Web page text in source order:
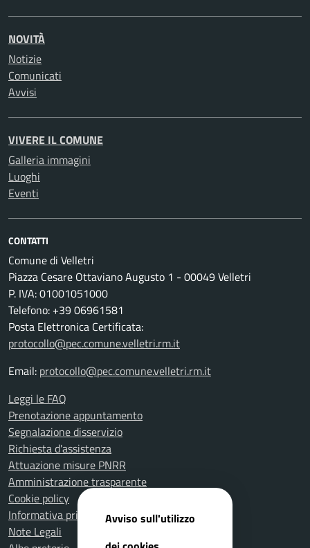
NOVITÀ
Notizie
Comunicati
Avvisi
VIVERE IL COMUNE
Galleria immagini
Luoghi
Eventi
CONTATTI
Comune di Velletri
Piazza Cesare Ottaviano Augusto 1 - 00049 Velletri
P. IVA: 01001051000
Telefono: +39 06961581
Posta Elettronica Certificata:
protocollo@pec.comune.velletri.rm.it
Email: protocollo@pec.comune.velletri.rm.it
Leggi le FAQ
Prenotazione appuntamento
Segnalazione disservizio
Richiesta d'assistenza
Attuazione misure PNRR
Amministrazione trasparente
Cookie policy
Informativa privacy
Note Legali
Avviso sull'utilizzo